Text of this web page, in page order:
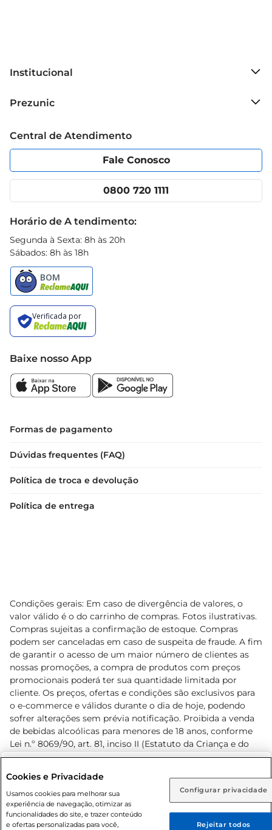
Rio de Janeiro (RJ) Goiás (GO)
Ou
Institucional
Grupo Cencosud
Política de Privacidade
Portal do fornecedor
Cencosud Media
Prezunic
Código de Ética
App Prezunic
Central de Atendimento
Fale Conosco
0800 720 1111
Horário de A tendimento:
Segunda à Sexta: 8h às 20h
Sábados: 8h às 18h
Baixe nosso App
Formas de pagamento
Dúvidas frequentes (FAQ)
Política de troca e devolução
Política de entrega
Condições gerais: Em caso de divergência de valores, o
valor válido é o do carrinho de compras. Fotos ilustrativas.
Compras sujeitas a confirmação de estoque. Compras
podem ser canceladas em caso de suspeita de fraude. A fim
de garantir o acesso de um maior número de clientes as
nossas promoções, a compra de produtos com preços
promocionais poderá ter sua quantidade limitada por
cliente. Os preços, ofertas e condições são exclusivos para
o e-commerce e válidos durante o dia de hoje, podendo
sofrer alterações sem prévia notificação. Proibida a venda
de bebidas alcoólicas para menores de 18 anos, conforme
Lei n.º 8069/90, art. 81, inciso II (Estatuto da Criança e do
Adolescente). Preços e condições exclusivos para o
prévio. O valor mínimo para as compras on-line é de R$
80,00.
Cookies e Privacidade
Usamos cookies para melhorar sua
experiência de navegação, otimizar as
funcionalidades do site, e trazer conteúdo
e ofertas personalizadas para você,
Configurar privacidade
Rejeitar todos